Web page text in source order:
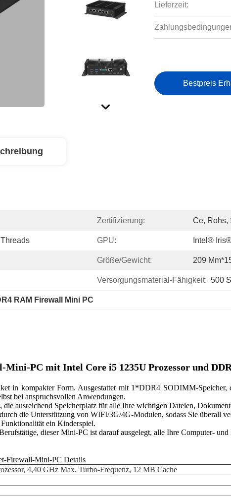
Lieferzeit:
Bestpreis
Zertifizierung: Ce, Rohs,
GPU: Intel®
Größe/Gewicht: 209
Versorgungsmaterial-Fähigkeit: 500
RAM Firewall Mini PC
PC mit Intel Core i5 1235U Prozessor und
in kompakter Form. Ausgestattet mit 1*DDR4 SODIMM-
bei anspruchsvollen Anwendungen.
ausreichend Speicherplatz für alle Ihre wichtigen Dateien,
die Unterstützung von WIFI/3G/4G-Modulen, sodass Sie überall
ein Kinderspiel.
dieser Mini-PC ist darauf ausgelegt, alle Ihre Computer-
Firewall-Mini-PC Details
4,40 GHz Max. Turbo-Frequenz, 12 MB Cache